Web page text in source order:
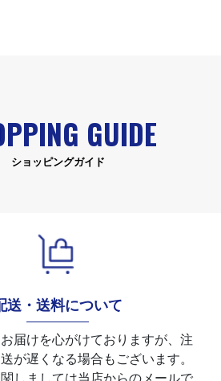
GUIDE
ショッピングガイド
送・送料について
届けを心がけておりますが、注
が遅くなる場合もございます。